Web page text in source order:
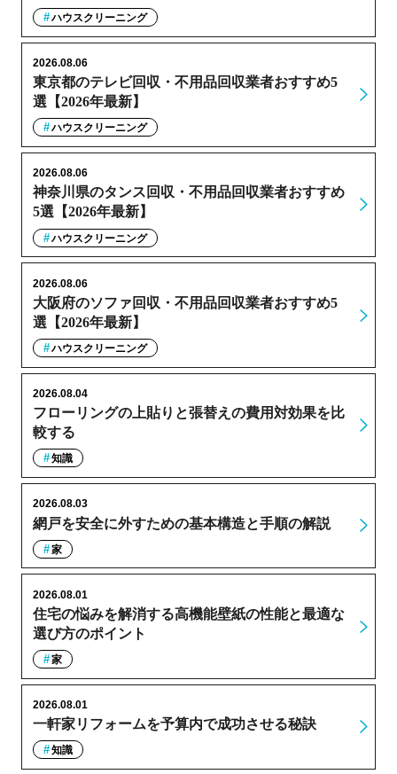
ハウスクリーニング
東京都のテレビ回収・不用品回収業者おすすめ5
選【2026年最新】
2026.08.06
ハウスクリーニング
神奈川県のタンス回収・不用品回収業者おすすめ
5選【2026年最新】
2026.08.06
ハウスクリーニング
大阪府のソファ回収・不用品回収業者おすすめ5
選【2026年最新】
2026.08.06
ハウスクリーニング
フローリングの上貼りと張替えの費用対効果を比
較する
2026.08.04
知識
網戸を安全に外すための基本構造と手順の解説
2026.08.03
家
住宅の悩みを解消する高機能壁紙の性能と最適な
選び方のポイント
2026.08.01
家
一軒家リフォームを予算内で成功させる秘訣
2026.08.01
知識